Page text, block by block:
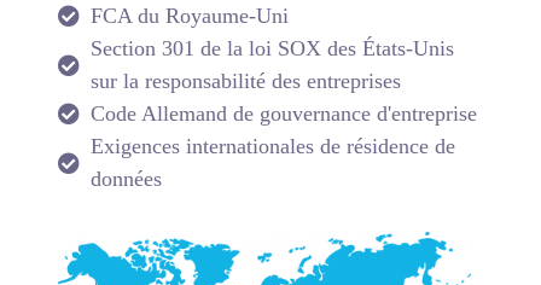
FCA du Royaume-Uni
Section 301 de la loi SOX des États-Unis
sur la responsabilité des entreprises
Code Allemand de gouvernance d'entreprise
Exigences internationales de résidence de
données